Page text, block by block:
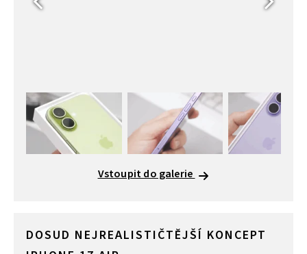
Vstoupit do galerie
DOSUD NEJREALISTIČTĚJŠÍ KONCEPT